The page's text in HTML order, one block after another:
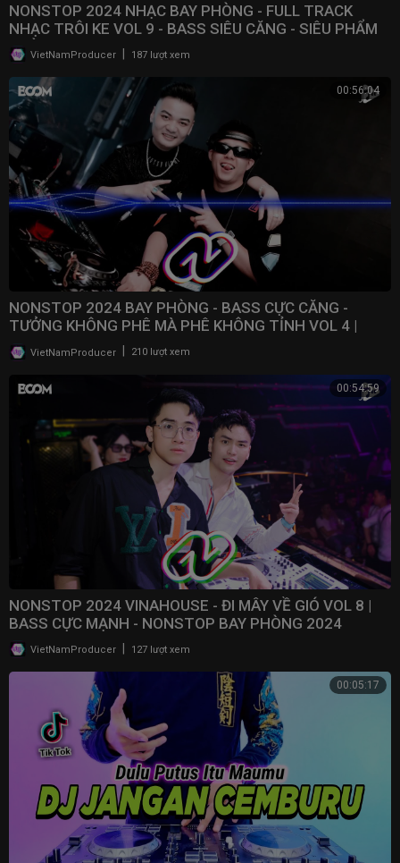
NONSTOP 2024 NHẠC BAY PHÒNG - FULL TRACK
NHẠC TRÔI KE VOL 9 - BASS SIÊU CĂNG - SIÊU PHẨM
PHÒNG BAY
VietNamProducer 187 lượt xem
00:56:04
NONSTOP 2024 BAY PHÒNG - BASS CỰC CĂNG -
TƯỞNG KHÔNG PHÊ MÀ PHÊ KHÔNG TỈNH VOL 4 |
NONSTOP VN
VietNamProducer 210 lượt xem
00:54:59
NONSTOP 2024 VINAHOUSE - ĐI MÂY VỀ GIÓ VOL 8 |
BASS CỰC MẠNH - NONSTOP BAY PHÒNG 2024
VietNamProducer 127 lượt xem
00:05:17